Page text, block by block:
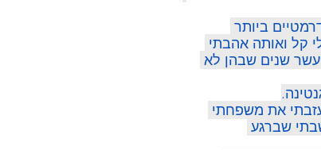
ביותר
קל ואותה אהבתי
עשר שנים שבהן לא
עזבתי את משפחתי
שברגע